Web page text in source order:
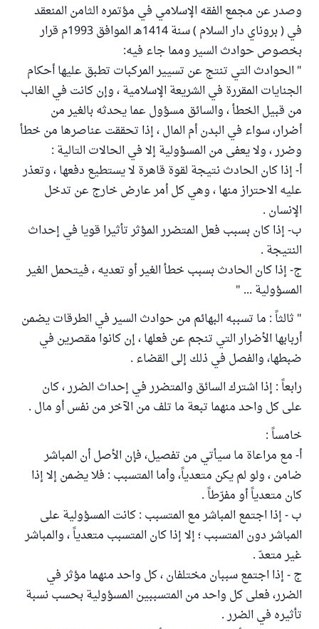
وصدر عن مجمع الفقه الإسلامي في مؤتمره الثامن المنعقد
في ( بروناي دار السلام ) سنة 1414هـ الموافق 1993م قرار
بخصوص حوادث السير ومما جاء فيه:
" الحوادث التي تنتج عن تسيير المركبات تطبق عليها أحكام
الجنايات المقررة في الشريعة الإسلامية ، وإن كانت في الغالب
من قبيل الخطأ ، والسائق مسؤول عما يحدثه بالغير من
أضرار، سواء في البدن أم المال ، إذا تحققت عناصرها من خطأ
وضرر ، ولا يعفى من المسؤولية إلا في الحالات التالية :
أ- إذا كان الحادث نتيجة لقوة قاهرة لا يستطيع دفعها ، وتعذر
عليه الاحتراز منها ، وهي كل أمر عارض خارج عن تدخل
الإنسان .
ب- إذا كان بسبب فعل المتضرر المؤثر تأثيرا قويا في إحداث
النتيجة .
ج- إذا كان الحادث بسبب خطأ الغير أو تعديه ، فيتحمل الغير
المسؤولية ... "
" ثالثاً : ما تسببه البهائم من حوادث السير في الطرقات يضمن
أربابها الأضرار التي تنجم عن فعلها ، إن كانوا مقصرين في
ضبطها، والفصل في ذلك إلى القضاء .
رابعاً : إذا اشترك السائق والمتضرر في إحداث الضرر ، كان
على كل واحد منهما تبعة ما تلف من الآخر من نفس أو مال .
خامساً :
أ- مع مراعاة ما سيأتي من تفصيل، فإن الأصل أن المباشر
ضامن ، ولو لم يكن متعدياً، وأما المتسبب : فلا يضمن إلا إذا
كان متعدياً أو مفرّطاً .
ب - إذا اجتمع المباشر مع المتسبب : كانت المسؤولية على
المباشر دون المتسبب ؛ إلا إذا كان المتسبب متعدياً ، والمباشر
غير متعدّ .
ج - إذا اجتمع سببان مختلفان ، كل واحد منهما مؤثر في
الضرر، فعلى كل واحد من المتسببين المسؤولية بحسب نسبة
تأثيره في الضرر .